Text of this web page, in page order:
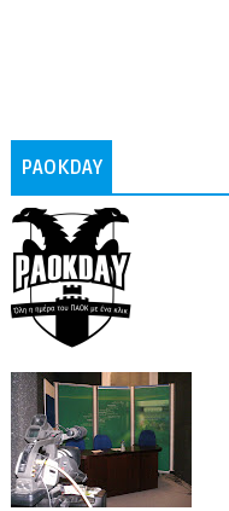
PAOKDAY